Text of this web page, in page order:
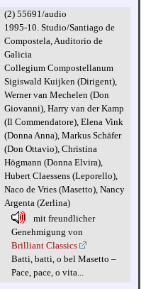
(2) 55691/audio
1995-10. Studio/Santiago de
Compostela, Auditorio de
Galicia
Collegium Compostellanum
Sigiswald Kuijken (Dirigent),
Werner van Mechelen (Don
Giovanni), Harry van der Kamp
(Il Commendatore), Elena Vink
(Donna Anna), Markus Schäfer
(Don Ottavio), Christina
Högmann (Donna Elvira),
Hubert Claessens (Leporello),
Naco de Vries (Masetto), Nancy
Argenta (Zerlina)
mit freundlicher
Genehmigung von
Brilliant Classics
Batti, batti, o bel Masetto –
Pace, pace, o vita...